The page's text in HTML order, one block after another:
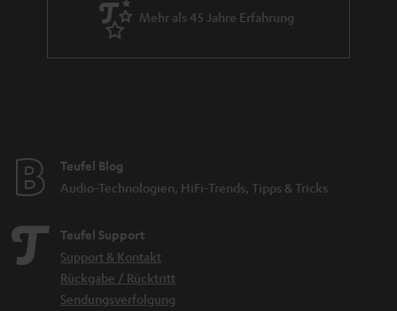
Mehr als 45 Jahre Erfahrung
Teufel Blog
Audio-Technologien, HiFi-Trends, Tipps & Tricks
Teufel Support
Support & Kontakt
Rückgabe / Rücktritt
Sendungsverfolgung